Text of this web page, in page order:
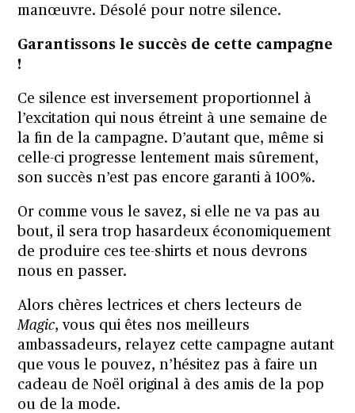
manœuvre. Désolé pour notre silence.
Garantissons le succès de cette campagne
!
Ce silence est inversement proportionnel à
l’excitation qui nous étreint à une semaine de
la fin de la campagne. D’autant que, même si
celle-ci progresse lentement mais sûrement,
son succès n’est pas encore garanti à 100%.
Or comme vous le savez, si elle ne va pas au
bout, il sera trop hasardeux économiquement
de produire ces tee-shirts et nous devrons
nous en passer.
Alors chères lectrices et chers lecteurs de
Magic, vous qui êtes nos meilleurs
ambassadeurs, relayez cette campagne autant
que vous le pouvez, n’hésitez pas à faire un
cadeau de Noël original à des amis de la pop
ou de la mode.